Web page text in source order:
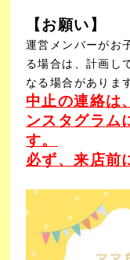
【お願い】
運営メンバーがお
る場合は、計画し
なる場合がありま
中止の連絡は
ンスタグラム
す。
必ず、来店前